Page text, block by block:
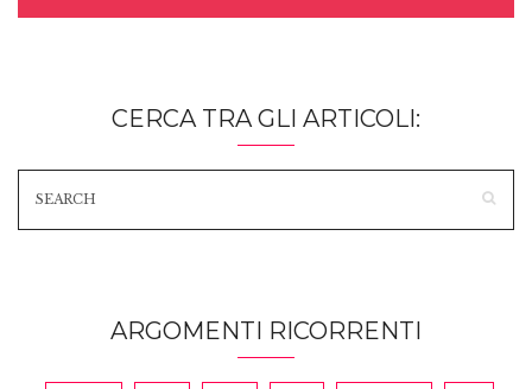
CERCA TRA GLI ARTICOLI:
ARGOMENTI RICORRENTI